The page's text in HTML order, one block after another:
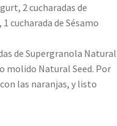
2 cucharadas de
cucharada de Sésamo
de Supergranola Natural
molido Natural Seed. Por
las naranjas, y listo